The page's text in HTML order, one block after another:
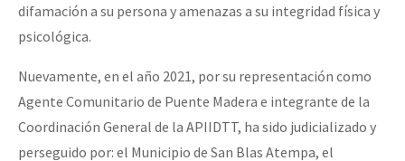
difamación a su persona y amenazas a su integridad física y
psicológica.
Nuevamente, en el año 2021, por su representación como
Agente Comunitario de Puente Madera e integrante de la
Coordinación General de la APIIDTT, ha sido judicializado y
perseguido por: el Municipio de San Blas Atempa, el